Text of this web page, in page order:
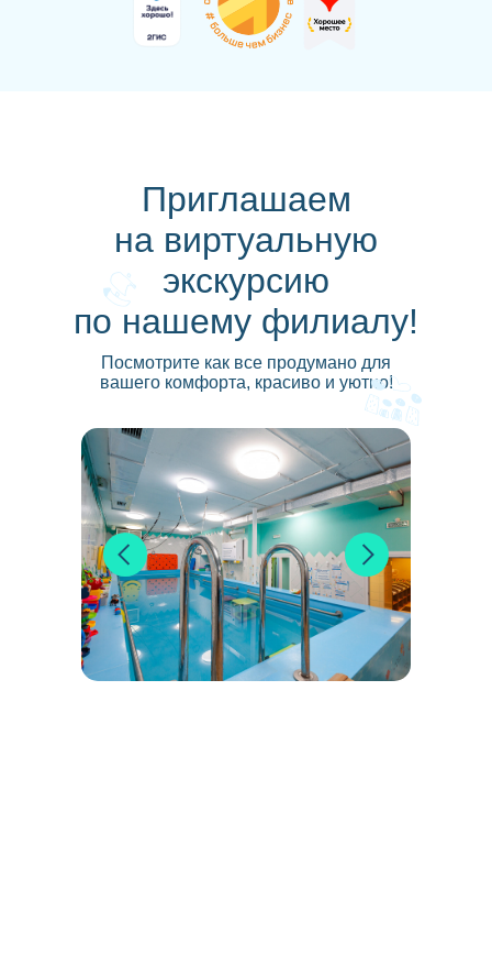
Посмотрите как все продумано для
вашего комфорта, красиво и уютно!
Приглашаем
на виртуальную
экскурсию
по нашему филиалу!